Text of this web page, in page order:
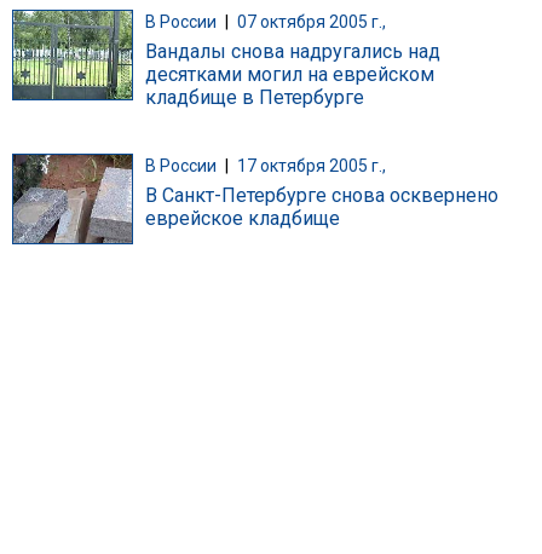
В России 07 октября 2005 г.,
Вандалы снова надругались над
десятками могил на еврейском
кладбище в Петербурге
В России 17 октября 2005 г.,
В Санкт-Петербурге снова осквернено
еврейское кладбище